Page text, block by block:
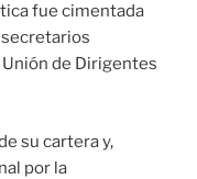
fue cimentada
de Dirigentes
su cartera y,
por la